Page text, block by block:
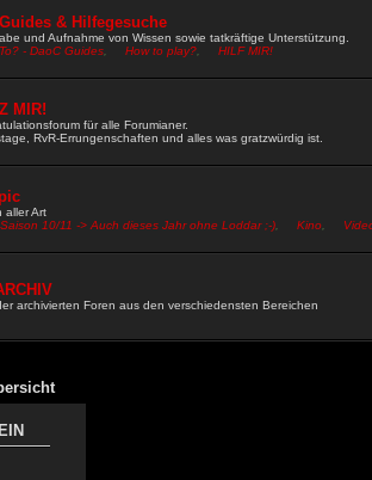
& Hilfegesuche
und Aufnahme von Wissen sowie tatkräftige Unterstützung.
- DaoC Guides
How to play? HILF MIR!
MIR!
für alle Forumianer.
RvR-Errungenschaften und alles was gratzwürdig ist.
aller Art
10/11 -> Auch dieses Jahr ohne Loddar ;-)
Kino
archivierten Foren aus den verschiedensten Bereichen